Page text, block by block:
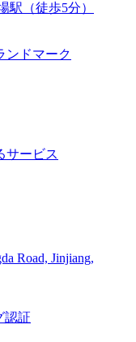
駅（徒歩5分）
ンドマーク
サービス
Road, Jinjiang,
認証